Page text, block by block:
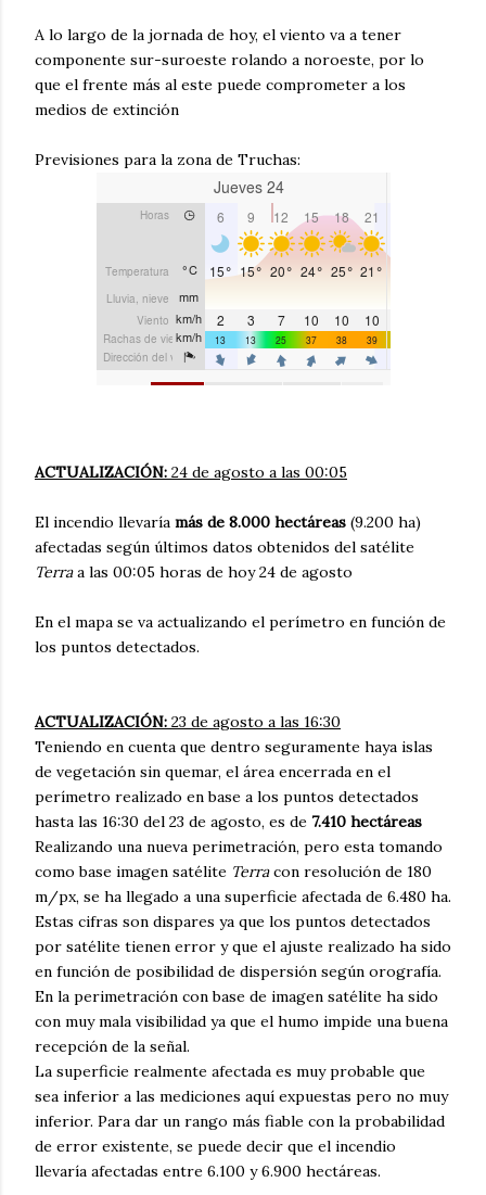
A lo largo de la jornada de hoy, el viento va a tener
componente sur-suroeste rolando a noroeste, por lo
que el frente más al este puede comprometer a los
medios de extinción
Previsiones para la zona de Truchas:
ACTUALIZACIÓN: 24 de agosto a las 00:05
El incendio llevaría más de 8.000 hectáreas (9.200 ha)
afectadas según últimos datos obtenidos del satélite
Terraa las 00:05 horas de hoy 24 de agosto
En el mapa se va actualizando el perímetro en función de
los puntos detectados.
ACTUALIZACIÓN: 23 de agosto a las 16:30
Teniendo en cuenta que dentro seguramente haya islas
de vegetación sin quemar, el área encerrada en el
perímetro realizado en base a los puntos detectados
hasta las 16:30 del 23 de agosto, es de 7.410 hectáreas
Realizando una nueva perimetración, pero esta tomando
como base imagen satélite Terracon resolución de 180
m/px, se ha llegado a una superficie afectada de 6.480 ha.
Estas cifras son dispares ya que los puntos detectados
por satélite tienen error y que el ajuste realizado ha sido
en función de posibilidad de dispersión según orografía.
En la perimetración con base de imagen satélite ha sido
con muy mala visibilidad ya que el humo impide una buena
recepción de la señal.
La superficie realmente afectada es muy probable que
sea inferior a las mediciones aquí expuestas pero no muy
inferior. Para dar un rango más fiable con la probabilidad
de error existente, se puede decir que el incendio
llevaría afectadas entre 6.100 y 6.900 hectáreas.